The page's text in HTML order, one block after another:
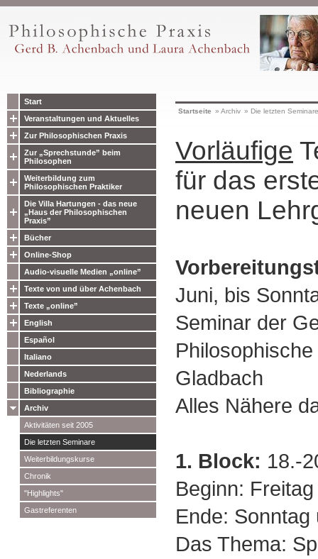
Start
Veranstaltungen und Aktuelles
Zur Philosophischen Praxis
Zur „Sprechstunde” beim
Philosophen
Weiterbildung zum
Philosophischen Praktiker
Die Villa Hartungen - das neue
„Haus der Philosophischen
Praxis”
Bücher
Online-Shop
Audio-visuelle Medien „online”
Texte von und über Achenbach
Texte „online”
English
Español
Italiano
Nederlands
Bibliographie
Archiv
Aktivitäten seit 2005
Die letzten Seminare
Weiterbildungskurse
Chronik
"Highlights"
Gastreferenten
Startseite » Archiv » Die letzten Seminare
Vorläufige
für das
neuen
Juni, bis
Seminar der
Gladbach
Alles Nähere
1. Block: 18.-
Beginn:
Ende: Sonntag
Das Thema: